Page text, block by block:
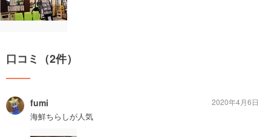
口コミ（2件）
fumi
海鮮ちらしが人気
2020年4月6日